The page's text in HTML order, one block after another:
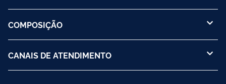
COMPOSIÇÃO
CANAIS DE ATENDIMENTO